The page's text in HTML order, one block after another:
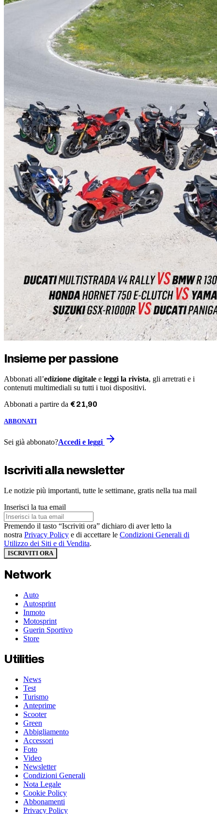
Insieme per passione
Abbonati all’edizione digitale e leggi la rivista, gli arretrati e i
contenuti multimediali su tutti i tuoi dispositivi.
Abbonati a partire da €21,90
ABBONATI
Sei già abbonato?Accedi e leggi
Iscriviti alla newsletter
Le notizie più importanti, tutte le settimane, gratis nella tua mail
Inserisci la tua email
Premendo il tasto “Iscriviti ora” dichiaro di aver letto la
nostra Privacy Policy e di accettare le Condizioni Generali di
Utilizzo dei Siti e di Vendita.
ISCRIVITI ORA
Network
Auto
Autosprint
Inmoto
Motosprint
Guerin Sportivo
Store
Utilities
News
Test
Turismo
Anteprime
Scooter
Green
Abbigliamento
Accessori
Foto
Video
Newsletter
Condizioni Generali
Nota Legale
Cookie Policy
Abbonamenti
Privacy Policy